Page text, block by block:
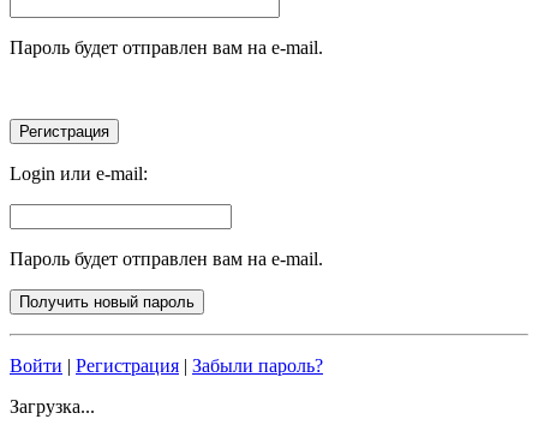
Пароль будет отправлен вам на e-mail.
Login или e-mail:
Пароль будет отправлен вам на e-mail.
Войти | Регистрация | Забыли пароль?
Загрузка...